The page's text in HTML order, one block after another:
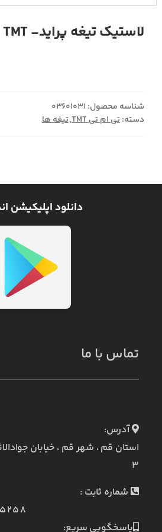
لاستيک تيغه پرايد- TMT
شناسه محصول: 03601031
دسته:تی ام تی TMT ,تیغه ها
دانلود اپلیکیشن
تماس با ما
آدرس:
۳
شماره ثابت :
پاسخگویی سریع: